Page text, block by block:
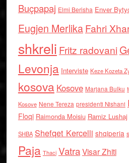
Buçpapaj Elmi Berisha Enver
Eugjen MerlikaFahri
shkreli Fritz radovani
Levonja Interviste Keze Kozeta
kosova Kosove Marjana Bulku
Kosove Nene Tereza presidenti Nishani
Floqi Raimonda Moisiu Ramiz Lushaj
SHBA Shefqet Kercelli shqiperia
Paja Thaci VatraVisar Zhiti